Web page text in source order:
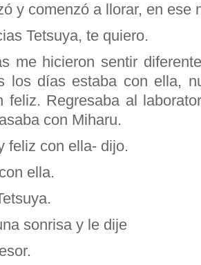
y comenzó a llorar, en ese
Tetsuya, te quiero.
me hicieron sentir
los días estaba con ella,
feliz. Regresaba al
con Miharu.
feliz con ella- dijo.
ella.
sonrisa y le dije